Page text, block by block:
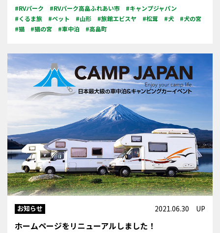
#RVパーク #RVパーク高畠ふれあい市
#キャンプジャパン
#くるま旅
#ペット #山形 #旅館エビスヤ #松茸 #犬
#犬の宮
#猫
#猫の宮 #車中泊 #高畠町
お知らせ 2021.06.30 UP
ホームページをリニューアルしました！